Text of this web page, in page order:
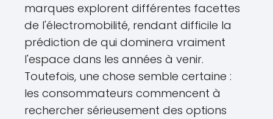
marques explorent différentes facettes
de l'électromobilité, rendant difficile la
prédiction de qui dominera vraiment
l'espace dans les années à venir.
Toutefois, une chose semble certaine :
les consommateurs commencent à
rechercher sérieusement des options